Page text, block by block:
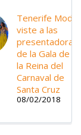
Tenerife Moda
viste a las
presentadoras
de la Gala de
la Reina del
Carnaval de
Santa Cruz
08/02/2018